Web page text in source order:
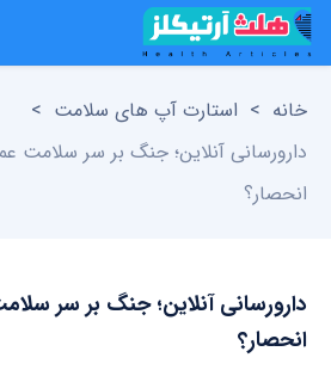
خانه > استارت آپ های سلامت >
دارورسانی آنلاین؛ جنگ بر سر سلامت
انحصار؟
دارورسانی آنلاین؛ جنگ بر سر
انحصار؟